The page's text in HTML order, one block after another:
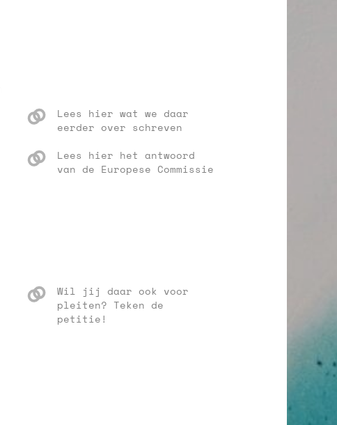
Lees hier wat we daar
eerder over schreven
Lees hier het antwoord
van de Europese Commissie
Wil jij daar ook voor
pleiten? Teken de
petitie!